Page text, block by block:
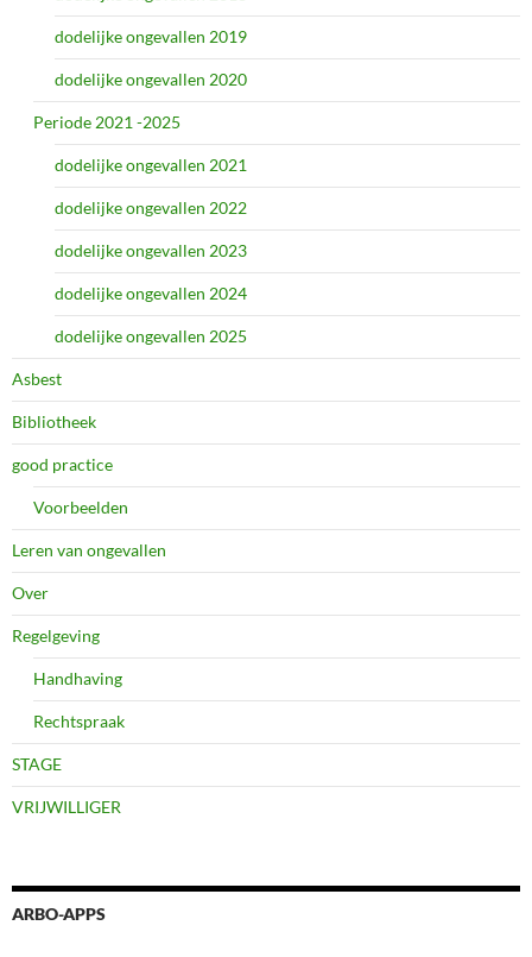
dodelijke ongevallen 2019
dodelijke ongevallen 2020
Periode 2021 -2025
dodelijke ongevallen 2021
dodelijke ongevallen 2022
dodelijke ongevallen 2023
dodelijke ongevallen 2024
dodelijke ongevallen 2025
Asbest
Bibliotheek
good practice
Voorbeelden
Leren van ongevallen
Over
Regelgeving
Handhaving
Rechtspraak
STAGE
VRIJWILLIGER
ARBO-APPS